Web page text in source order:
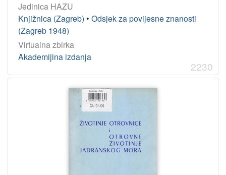
Jedinica HAZU
Knjižnica (Zagreb) • Odsjek za povijesne znanosti
(Zagreb 1948)
Virtualna zbirka
Akademijina izdanja
2230